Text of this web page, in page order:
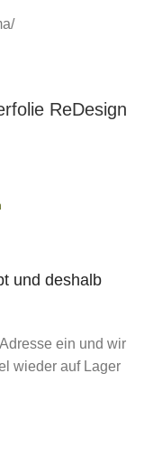
/
ReDesign
und deshalb
ein und wir
wieder auf Lager